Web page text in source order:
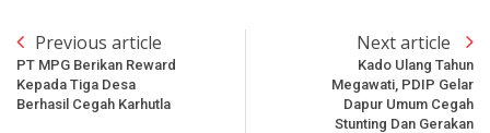
Previous article
PT MPG Berikan Reward
Kepada Tiga Desa
Berhasil Cegah Karhutla
Next article
Kado Ulang Tahun
Megawati, PDIP Gelar
Dapur Umum Cegah
Stunting Dan Gerakan